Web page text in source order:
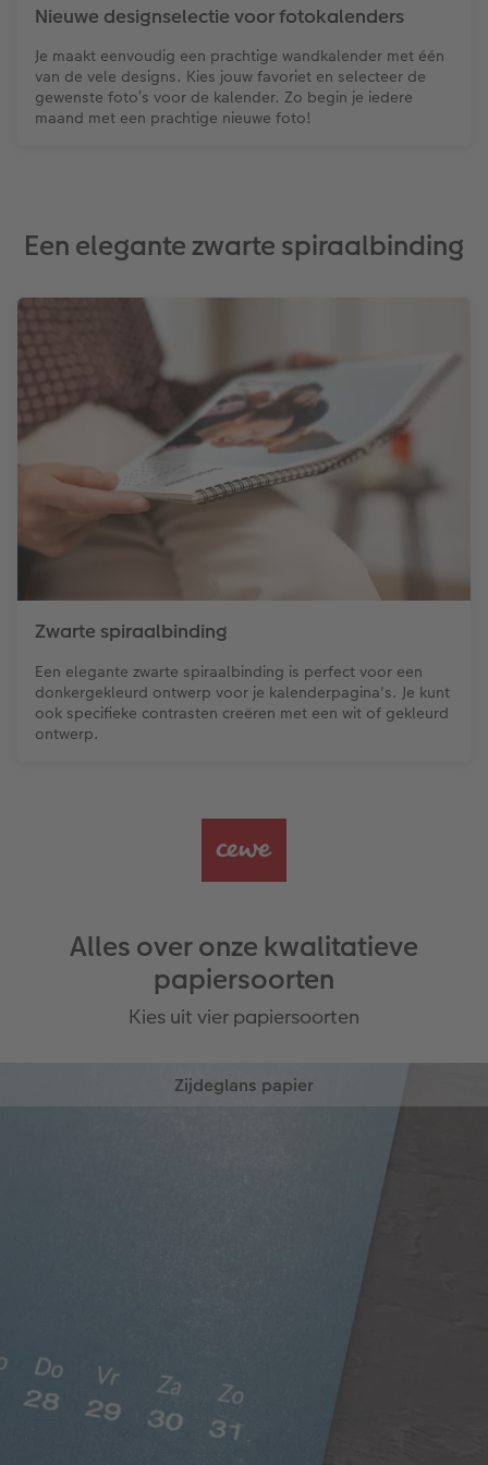
Nieuwe designselectie voor fotokalenders
Je maakt eenvoudig een prachtige wandkalender met één
van de vele designs. Kies jouw favoriet en selecteer de
gewenste foto’s voor de kalender. Zo begin je iedere
maand met een prachtige nieuwe foto!
Een elegante zwarte spiraalbinding
Zwarte spiraalbinding
Een elegante zwarte spiraalbinding is perfect voor een
donkergekleurd ontwerp voor je kalenderpagina's. Je kunt
ook specifieke contrasten creëren met een wit of gekleurd
ontwerp.
Alles over onze kwalitatieve
papiersoorten
Kies uit vier papiersoorten
Zijdeglans papier
Rijke kleuren, matte uitstraling